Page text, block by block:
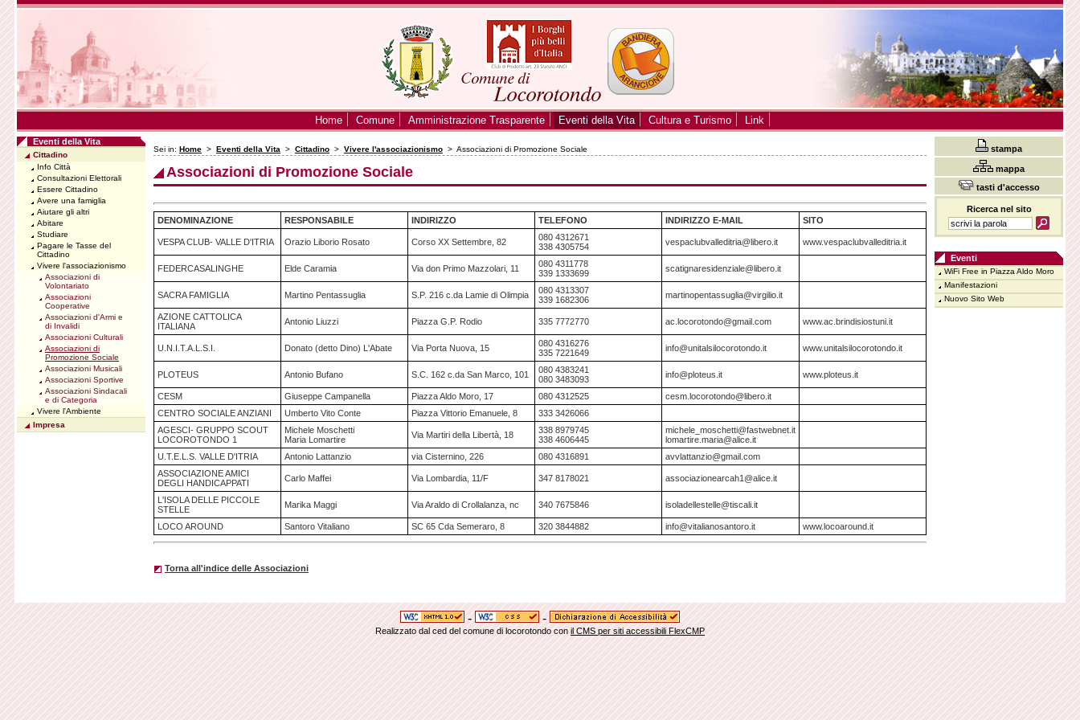
Home Comune Amministrazione Trasparente Eventi della Vita Cultura e Turismo Link
Sei in: Home > Eventi della Vita > Cittadino > Vivere l'associazionismo > Associazioni di Promozione Sociale
Associazioni di Promozione Sociale
DENOMINAZIONE RESPONSABILE INDIRIZZO TELEFONO INDIRIZZO E-MAIL SITO
VESPA CLUB- VALLE D'ITRIA Orazio Liborio Rosato Corso XX Settembre, 82
080 4312671
338 4305754
vespaclubvalleditria@libero.it www.vespaclubvalleditria.it
FEDERCASALINGHE Elde Caramia Via don Primo Mazzolari, 11
080 4311778
339 1333699
scatignaresidenziale@libero.it
SACRA FAMIGLIA Martino Pentassuglia S.P. 216 c.da Lamie di Olimpia
080 4313307
339 1682306
martinopentassuglia@virgilio.it
AZIONE CATTOLICA
ITALIANA
Antonio Liuzzi Piazza G.P. Rodio 335 7772770 ac.locorotondo@gmail.com www.ac.brindisiostuni.it
U.N.I.T.A.L.S.I. Donato (detto Dino) L'Abate Via Porta Nuova, 15
080 4316276
335 7221649
info@unitalsilocorotondo.it www.unitalsilocorotondo.it
PLOTEUS Antonio Bufano S.C. 162 c.da San Marco, 101
080 4383241
080 3483093
info@ploteus.it www.ploteus.it
CESM Giuseppe Campanella Piazza Aldo Moro, 17 080 4312525
cesm.locorotondo@libero.it
CENTRO SOCIALE ANZIANI
Umberto Vito Conte Piazza Vittorio Emanuele, 8
333 3426066
AGESCI- GRUPPO SCOUT
LOCOROTONDO 1
Michele Moschetti
Maria Lomartire
Via Martiri della Libertà, 18
338 8979745
338 4606445
michele_moschetti@fastwebnet.it
lomartire.maria@alice.it
U.T.E.L.S. VALLE D'ITRIA
Antonio Lattanzio via Cisternino, 226 080 4316891
avvlattanzio@gmail.com
ASSOCIAZIONE AMICI
DEGLI HANDICAPPATI
Carlo Maffei Via Lombardia, 11/F 347 8178021 associazionearcah1@alice.it
L'ISOLA DELLE PICCOLE
STELLE
Marika Maggi Via Araldo di Crollalanza, nc 340 7675846 isoladellestelle@tiscali.it
LOCO AROUND Santoro Vitaliano SC 65 Cda Semeraro, 8 320 3844882 info@vitalianosantoro.it www.locoaround.it
Torna all'indice delle Associazioni
Eventi della Vita
Cittadino
Info Città
Consultazioni Elettorali
Essere Cittadino
Avere una famiglia
Aiutare gli altri
Abitare
Studiare
Pagare le Tasse del
Cittadino
Vivere l'associazionismo
Associazioni di
Volontariato
Associazioni
Cooperative
Associazioni d'Armi e
di Invalidi
Associazioni Culturali
Associazioni di
Promozione Sociale
Associazioni Musicali
Associazioni Sportive
Associazioni Sindacali
e di Categoria
Vivere l'Ambiente
Impresa
stampa
mappa
tasti d'accesso
Ricerca nel sito
Eventi
WiFi Free in Piazza Aldo Moro
Manifestazioni
Nuovo Sito Web
- -
Realizzato dal ced del comune di locorotondo conil CMS per siti accessibili FlexCMP